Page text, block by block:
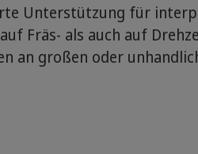
Unterstützung für
Fräs- als auch auf
an großen oder